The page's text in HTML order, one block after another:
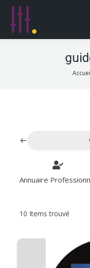
Vous
Annuaire
10 Items trouvé